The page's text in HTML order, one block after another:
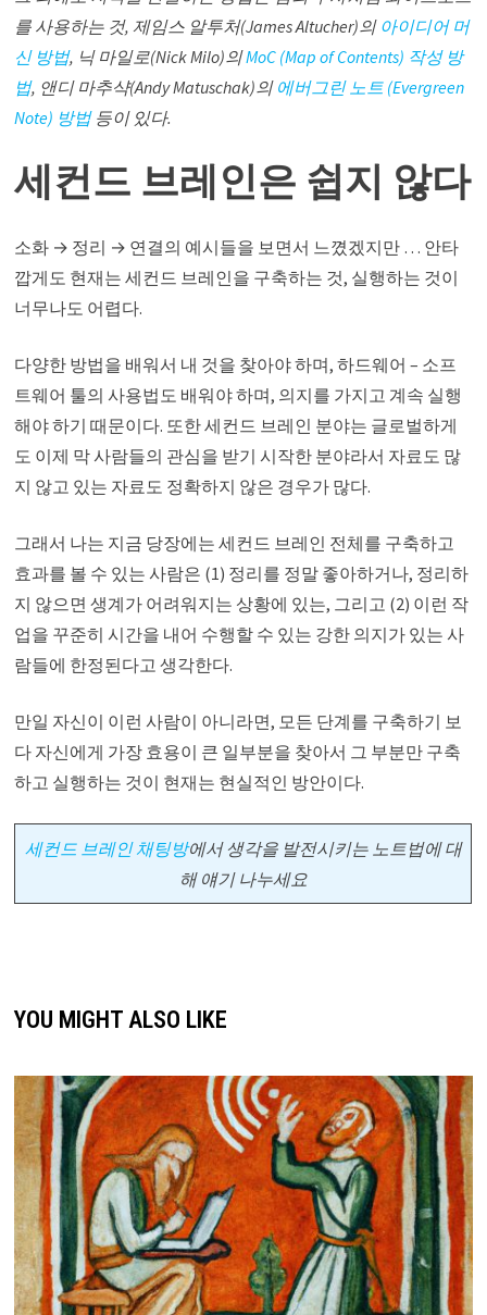
를 사용하는 것, 제임스 알투처(James Altucher)의 아이디어 머
신 방법, 닉 마일로(Nick Milo)의MoC (Map of Contents) 작성 방
법, 앤디 마추샥(Andy Matuschak)의 에버그린 노트 (Evergreen
Note) 방법등이 있다.
세컨드 브레인은 쉽지 않다
소화 → 정리 → 연결의 예시들을 보면서 느꼈겠지만 … 안타
깝게도 현재는 세컨드 브레인을 구축하는 것, 실행하는 것이
너무나도 어렵다.
다양한 방법을 배워서 내 것을 찾아야 하며, 하드웨어 – 소프
트웨어 툴의 사용법도 배워야 하며, 의지를 가지고 계속 실행
해야 하기 때문이다. 또한 세컨드 브레인 분야는 글로벌하게
도 이제 막 사람들의 관심을 받기 시작한 분야라서 자료도 많
지 않고 있는 자료도 정확하지 않은 경우가 많다.
그래서 나는 지금 당장에는 세컨드 브레인 전체를 구축하고
효과를 볼 수 있는 사람은 (1) 정리를 정말 좋아하거나, 정리하
지 않으면 생계가 어려워지는 상황에 있는, 그리고 (2) 이런 작
업을 꾸준히 시간을 내어 수행할 수 있는 강한 의지가 있는 사
람들에 한정된다고 생각한다.
만일 자신이 이런 사람이 아니라면, 모든 단계를 구축하기 보
다 자신에게 가장 효용이 큰 일부분을 찾아서 그 부분만 구축
하고 실행하는 것이 현재는 현실적인 방안이다.
세컨드 브레인 채팅방에서생각을 발전시키는 노트법에 대
해 얘기 나누세요
YOU MIGHT ALSO LIKE